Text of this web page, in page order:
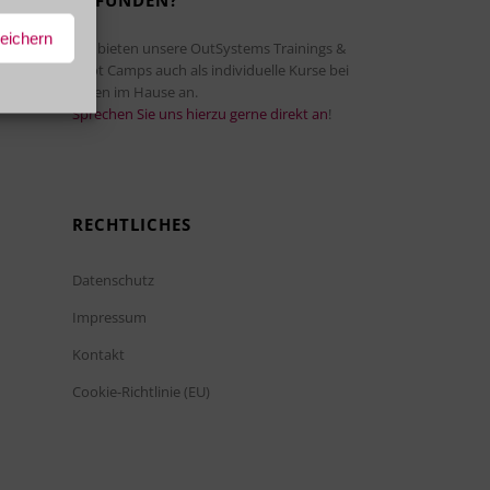
Wir bieten unsere OutSystems Trainings &
Boot Camps auch als individuelle Kurse bei
Ihnen im Hause an.
Sprechen Sie uns hierzu gerne direkt an!
RECHTLICHES
Datenschutz
Impressum
Kontakt
Cookie-Richtlinie (EU)